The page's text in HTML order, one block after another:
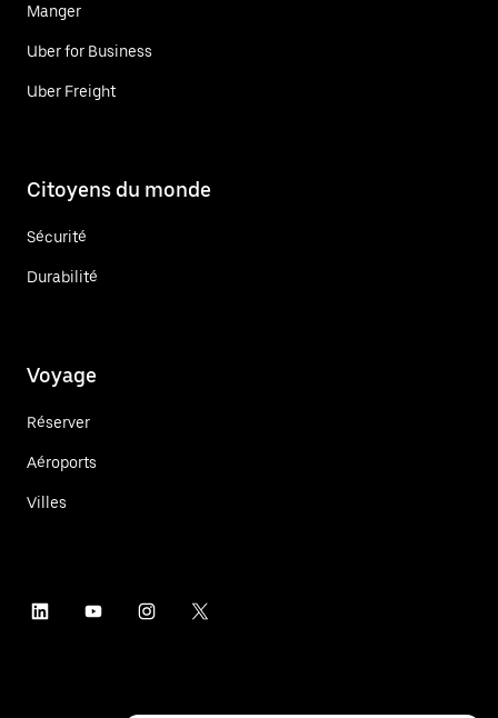
Manger
Uber for Business
Uber Freight
Citoyens du monde
Sécurité
Durabilité
Voyage
Réserver
Aéroports
Villes